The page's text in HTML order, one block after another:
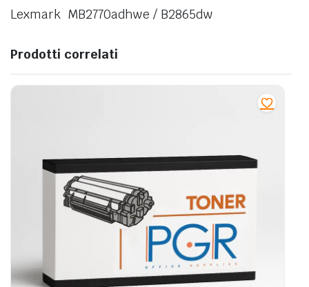
Lexmark MB2770adhwe / B2865dw
Prodotti correlati